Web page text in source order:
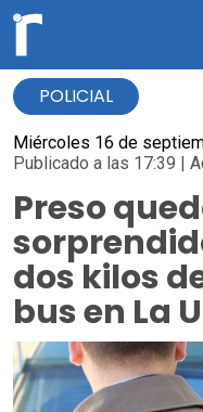
POLICIAL
Miércoles 16 de
Publicado a las 17:39 |
Preso
dos kilos
bus en La